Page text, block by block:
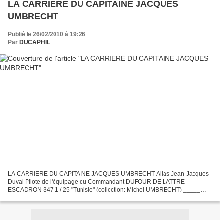
LA CARRIERE DU CAPITAINE JACQUES
UMBRECHT
Publié le 26/02/2010 à 19:26
Par DUCAPHIL
LA CARRIERE DU CAPITAINE JACQUES UMBRECHT Alias Jean-Jacques
Duval Pilote de l'équipage du Commandant DUFOUR DE LATTRE
ESCADRON 347 1 / 25 "Tunisie" (collection: Michel UMBRECHT) _____
Morschwiller-le-Bas...